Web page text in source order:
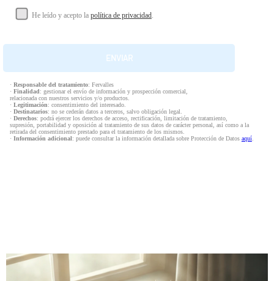
He leído y acepto la política de privacidad.
· Responsable del tratamiento: Fervalles
· Finalidad: gestionar el envío de información y prospección comercial,
relacionada con nuestros servicios y/o productos.
· Legitimación: consentimiento del interesado.
· Destinatarios: no se cederán datos a terceros, salvo obligación legal.
· Derechos: podrá ejercer los derechos de acceso, rectificación, limitación de tratamiento,
supresión, portabilidad y oposición al tratamiento de sus datos de carácter personal, así como a la
retirada del consentimiento prestado para el tratamiento de los mismos.
· Información adicional: puede consultar la información detallada sobre Protección de Datos aquí.